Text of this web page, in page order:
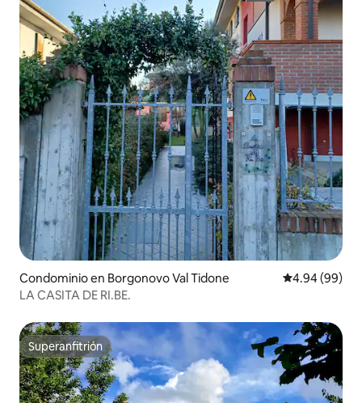
Condominio en Borgonovo Val Tidone Calificación
4.94 (99)
LA CASITA DE RI.BE.
Superanfitrión
Superanfitrión